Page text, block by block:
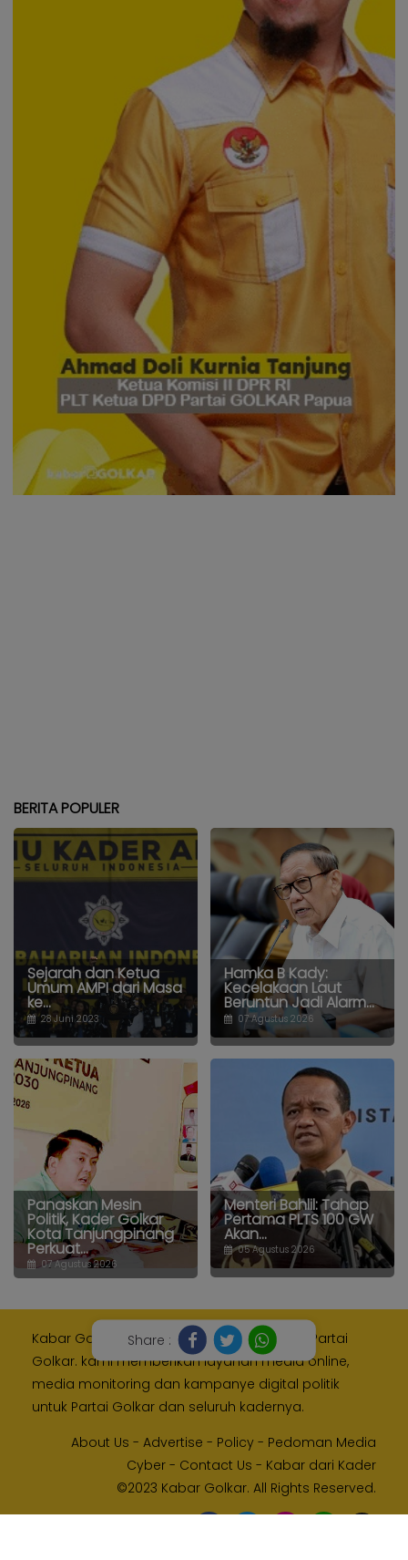
Share :
BERITA POPULER
Sejarah dan Ketua
Umum AMPI dari Masa
ke...
28 Juni 2023
Hamka B Kady:
Kecelakaan Laut
Beruntun Jadi Alarm...
07 Agustus 2026
Panaskan Mesin
Politik, Kader Golkar
Kota Tanjungpinang
Perkuat...
07 Agustus 2026
Menteri Bahlil: Tahap
Pertama PLTS 100 GW
Akan...
05 Agustus 2026
Kabar Golkar adalah media resmi Internal Partai
Golkar. kami memberikan layanan media online,
media monitoring dan kampanye digital politik
untuk Partai Golkar dan seluruh kadernya.
About Us - Advertise - Policy - Pedoman Media
Cyber - Contact Us - Kabar dari Kader
©2023 Kabar Golkar. All Rights Reserved.